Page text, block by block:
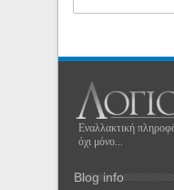
Εναλλακτική
όχι μόνο...
Blog info